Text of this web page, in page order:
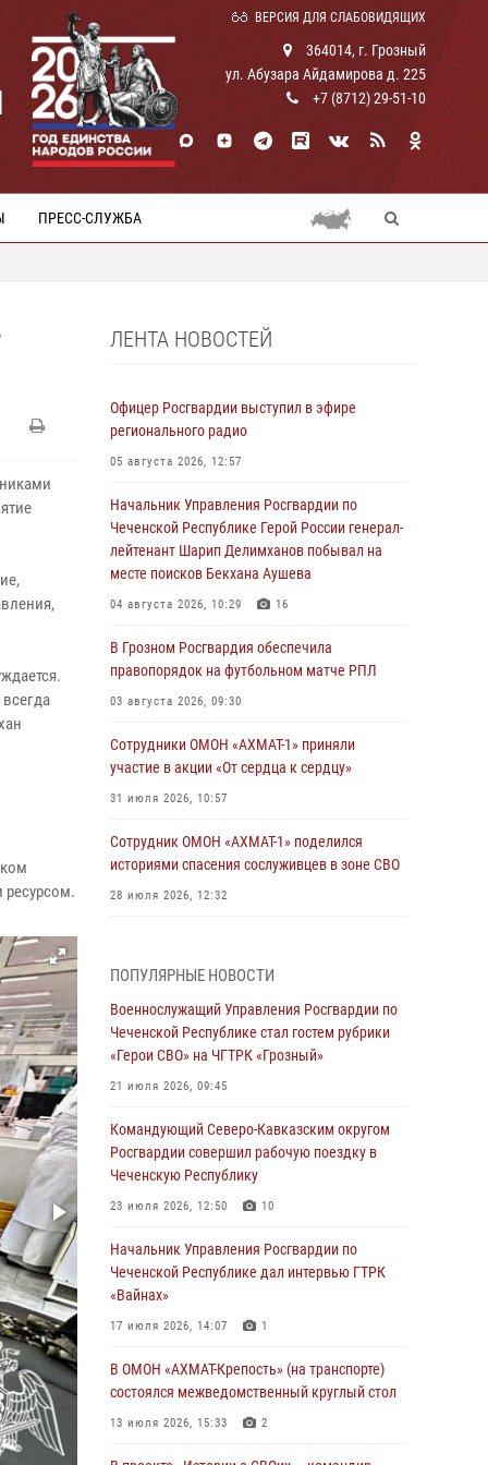
ВЕРСИЯ ДЛЯ СЛАБОВИДЯЩИХ
364014, г. Грозный
ул. Абузара Айдамирова д. 225
+7 (8712) 29-51-10
ПРЕСС-СЛУЖБА
ресурсом.
ЛЕНТА НОВОСТЕЙ
Офицер Росгвардии выступил в эфире
регионального радио
05 августа 2026, 12:57
Начальник Управления Росгвардии по
Чеченской Республике Герой России генерал-
лейтенант Шарип Делимханов побывал на
месте поисков Бекхана Аушева
04 августа 2026, 10:29 16
В Грозном Росгвардия обеспечила
правопорядок на футбольном матче РПЛ
03 августа 2026, 09:30
Сотрудники ОМОН «АХМАТ-1» приняли
участие в акции «От сердца к сердцу»
31 июля 2026, 10:57
Сотрудник ОМОН «АХМАТ-1» поделился
историями спасения сослуживцев в зоне СВО
28 июля 2026, 12:32
Чеченскую Республику
23 июля 2026, 12:50 10
Военнослужащий Управления Росгвардии по
Чеченской Республике стал гостем рубрики
21 июля 2026, 09:45
В ДНР росгвардейцы уничтожили около 80
вражеских беспилотников самолётного типа
В Грозном Росгвардия обеспечила
безопасность конно-спортивных
соревнований
Начальник Управления Росгвардии по
Чеченской Республике дал интервью ГТРК
ПОПУЛЯРНЫЕ НОВОСТИ
Военнослужащий Управления Росгвардии по
Чеченской Республике стал гостем рубрики
«Герои СВО» на ЧГТРК «Грозный»
21 июля 2026, 09:45
Командующий Северо-Кавказским округом
Росгвардии совершил рабочую поездку в
Чеченскую Республику
23 июля 2026, 12:50 10
Начальник Управления Росгвардии по
Чеченской Республике дал интервью ГТРК
«Вайнах»
17 июля 2026, 14:07 1
В ОМОН «АХМАТ-Крепость» (на транспорте)
состоялся межведомственный круглый стол
13 июля 2026, 15:33 2